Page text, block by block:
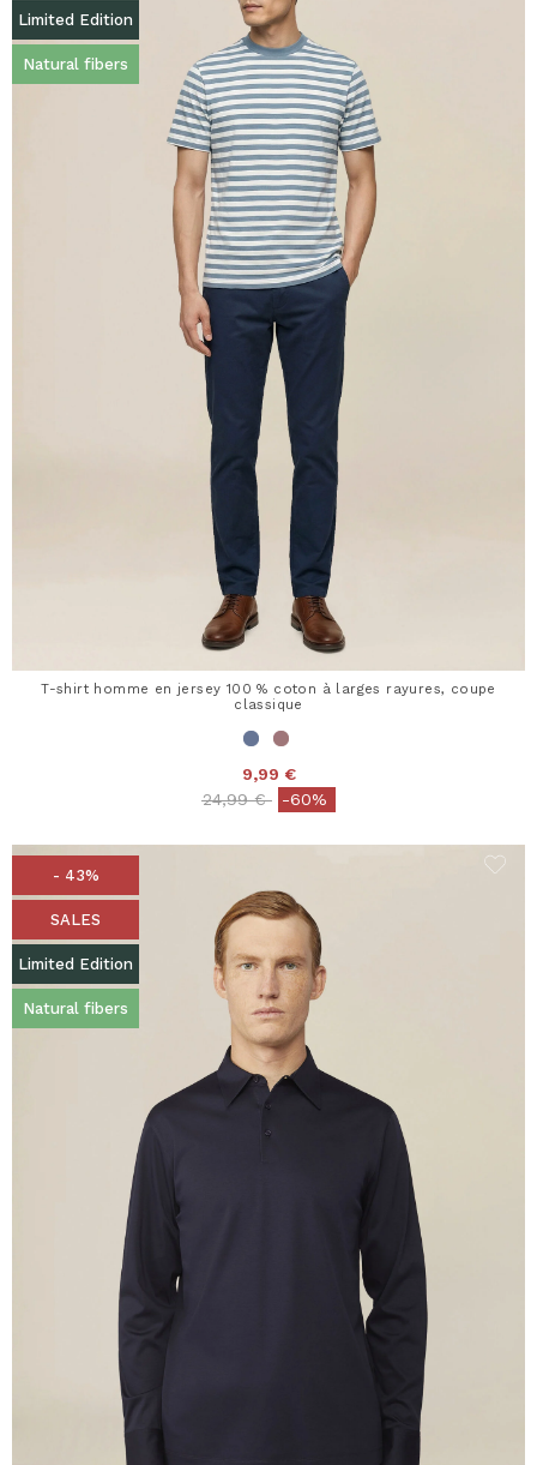
Limited Edition
Natural fibers
T-shirt homme en jersey 100 % coton à larges rayures, coupe
classique
9,99 €
Price reduced from
24,99 €to-60%
- 43%
SALES
Limited Edition
Natural fibers